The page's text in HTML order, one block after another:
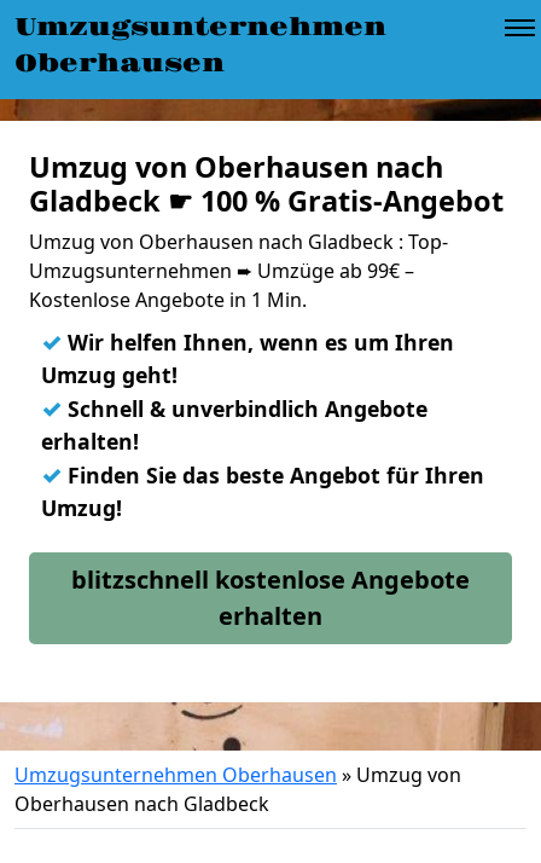
Umzugsunternehmen
Oberhausen
Umzug von Oberhausen nach
Gladbeck ☛ 100 % Gratis-Angebot
Umzug von Oberhausen nach Gladbeck : Top-
Umzugsunternehmen ➨ Umzüge ab 99€ –
Kostenlose Angebote in 1 Min.
✓ Wir helfen Ihnen, wenn es um Ihren
Umzug geht!
✓ Schnell & unverbindlich Angebote
erhalten!
✓ Finden Sie das beste Angebot für Ihren
Umzug!
blitzschnell kostenlose Angebote
erhalten
Umzugsunternehmen Oberhausen » Umzug von
Oberhausen nach Gladbeck